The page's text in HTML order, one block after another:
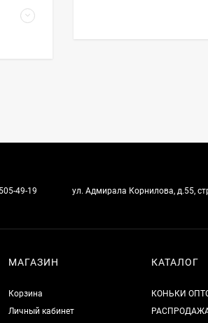
49-19 ул. Адмирала Корнилова, д.55,
МАГАЗИН
Корзина
Личный кабинет
КАТАЛОГ
КОНЬКИ